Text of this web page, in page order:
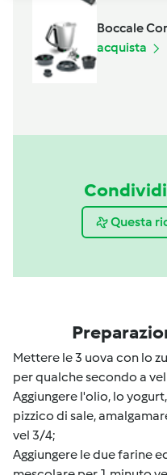
Boccale
acquista
Condividi
Questa
Mettere le 3 uova con lo
per qualche secondo a
Aggiungere l'olio, lo
pizzico di sale,
vel 3/4;
Aggiungere le due farine